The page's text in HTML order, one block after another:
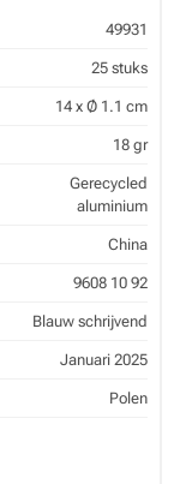
49931
25 stuks
14 x Ø 1.1 cm
18 gr
Gerecycled
aluminium
China
9608 10 92
Blauw schrijvend
Januari 2025
Polen